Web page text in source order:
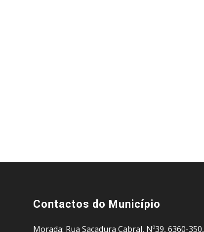
Contactos do Município
Morada: Rua Sacadura Cabral, Nº39, 6360-350,